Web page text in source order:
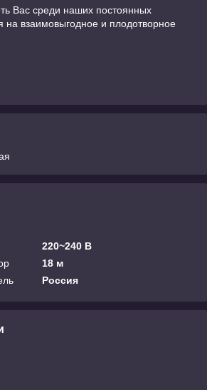
Вас среди наших постоянных
на взаимовыгодное и плодотворное
220~240 В
18 м
Россия